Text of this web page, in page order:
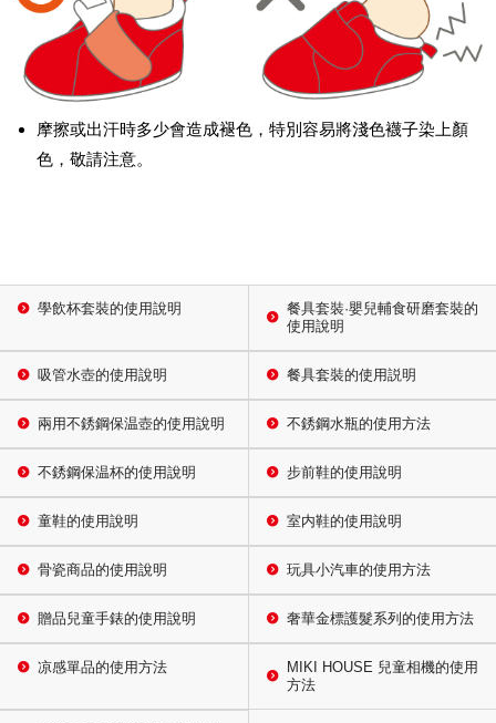
摩擦或出汗時多少會造成褪色，特別容易將淺色襪子染上顏
色，敬請注意。
學飲杯套裝的使用說明
餐具套裝·嬰兒輔食研磨套裝的
使用說明
吸管水壺的使用說明 餐具套裝的使用説明
兩用不銹鋼保温壺的使用說明 不銹鋼水瓶的使用方法
不銹鋼保温杯的使用說明 步前鞋的使用說明
童鞋的使用說明 室内鞋的使用說明
骨瓷商品的使用說明 玩具小汽車的使用方法
贈品兒童手錶的使用說明 奢華金標護髮系列的使用方法
凉感單品的使用方法
MIKI HOUSE 兒童相機的使用
方法